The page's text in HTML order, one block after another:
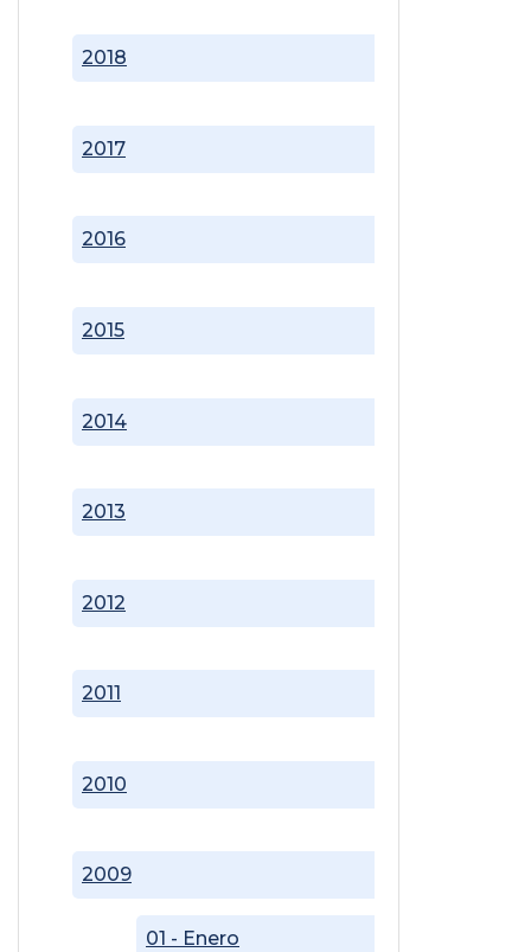
2009
01 - Enero
2010
2011
2012
2013
2014
2015
2016
2017
2018